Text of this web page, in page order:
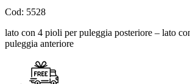
Cod: 5528
lato con 4 pioli per puleggia posteriore – lato
puleggia anteriore